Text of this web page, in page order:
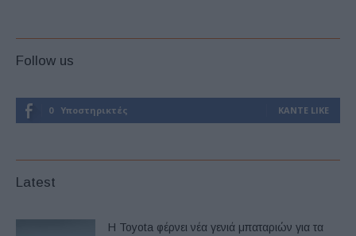
Follow us
0 Υποστηρικτές ΚΆΝΤΕ LIKE
Latest
Η Toyota φέρνει νέα γενιά μπαταριών για τα